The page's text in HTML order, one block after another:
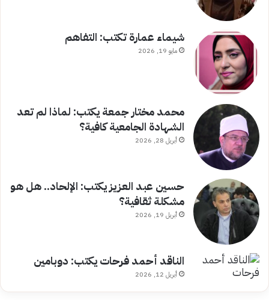
شيماء عمارة تكتب: التفاهم
مايو 19, 2026
محمد مختار جمعة يكتب: لماذا لم تعد
الشهادة الجامعية كافية؟
أبريل 28, 2026
حسين عبد العزيز يكتب: الإلحاد.. هل هو
مشكلة ثقافية؟
أبريل 19, 2026
الناقد أحمد فرحات يكتب: دوبامين
أبريل 12, 2026